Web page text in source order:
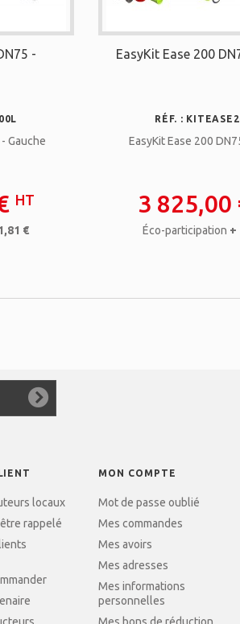
-
Gauche
HT
€
EasyKit Ease 200
RÉF. :
EasyKit Ease 200
3 825,00
Éco-participation +
locaux
rappelé
MON COMPTE
Mot de passe oublié
Mes commandes
Mes avoirs
Mes adresses
Mes informations
personnelles